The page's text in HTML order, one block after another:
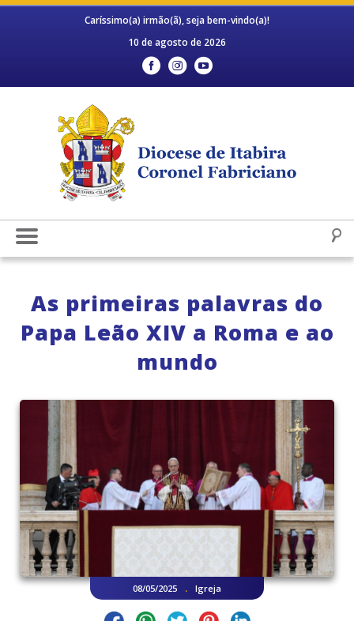
Caríssimo(a) irmão(ã), seja bem-vindo(a)!
10 de agosto de 2026
As primeiras palavras do
Papa Leão XIV a Roma e ao
mundo
08/05/2025 . Igreja